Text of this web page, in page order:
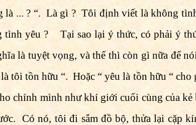
là ... ? “. Là gì ? Tôi định viết là không
tình yêu ? Tại sao lại ý thức, có phải ý
là tuyệt vọng, và thế thì còn gì nữa để
tôi tồn hữu “. Hoặc “ yêu là tồn hữu “
chính mình như khí giới cuối cùng của
Có nó, tôi đi sắm đồ bộ, thửa lại cặp